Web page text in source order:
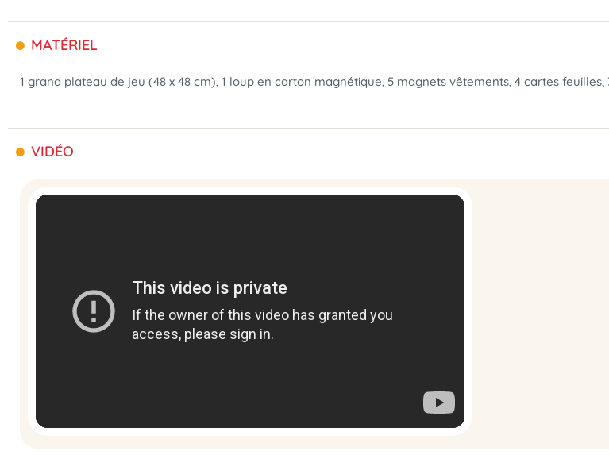
MATÉRIEL
1 grand plateau de jeu (48 x 48 cm), 1 loup en carton magnétique, 5 magnets vêtements, 4 cartes
VIDÉO